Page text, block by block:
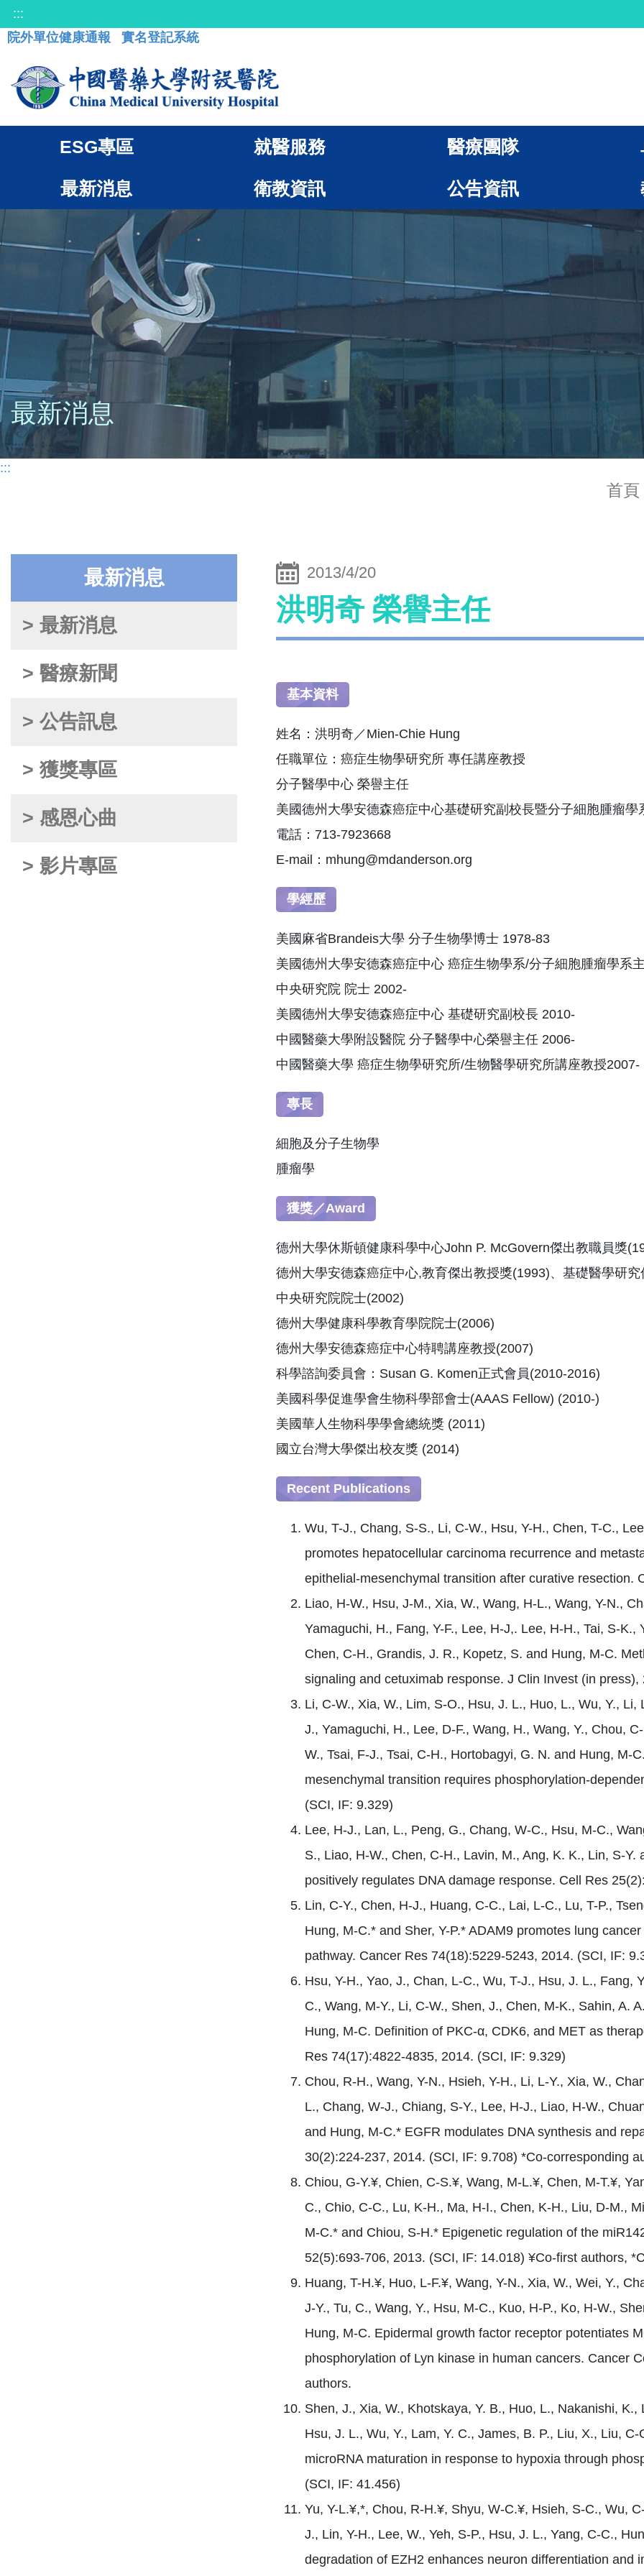
:::
院外單位健康通報
實名登記系統
ESG專區 就醫服務 醫療團隊
最新消息 衛教資訊 公告資訊
最新消息
:::
首頁
最新消息
> 最新消息
> 醫療新聞
> 公告訊息
> 獲獎專區
> 感恩心曲
> 影片專區
2013/4/20
洪明奇 榮譽主任
基本資料
姓名：洪明奇／Mien-Chie Hung
任職單位：癌症生物學研究所 專任講座教授
分子醫學中心 榮譽主任
美國德州大學安德森癌症中心基礎研究副校長暨分子細胞腫瘤學
電話：713-7923668
E-mail：mhung@mdanderson.org
學經歷
美國麻省Brandeis大學 分子生物學博士 1978-83
美國德州大學安德森癌症中心 癌症生物學系/分子細胞腫瘤學系
中央研究院 院士 2002-
美國德州大學安德森癌症中心 基礎研究副校長 2010-
中國醫藥大學附設醫院 分子醫學中心榮譽主任 2006-
中國醫藥大學 癌症生物學研究所/生物醫學研究所講座教授2007-
專長
細胞及分子生物學
腫瘤學
獲獎／Award
德州大學休斯頓健康科學中心John P. McGovern傑出教職員獎
德州大學安德森癌症中心,教育傑出教授獎(1993)、基礎醫學研
中央研究院院士(2002)
德州大學健康科學教育學院院士(2006)
德州大學安德森癌症中心特聘講座教授(2007)
科學諮詢委員會：Susan G. Komen正式會員(2010-2016)
美國科學促進學會生物科學部會士(AAAS Fellow) (2010-)
美國華人生物科學學會總統獎 (2011)
國立台灣大學傑出校友獎 (2014)
Recent Publications
Wu, T-J., Chang, S-S., Li, C-W., Hsu, Y-H., Chen, T-C.,
promotes hepatocellular carcinoma recurrence and
epithelial-mesenchymal transition after curative resection.
Liao, H-W., Hsu, J-M., Xia, W., Wang, H-L., Wang, Y-N.,
Yamaguchi, H., Fang, Y-F., Lee, H-J,. Lee, H-H., Tai, S-
Chen, C-H., Grandis, J. R., Kopetz, S. and Hung, M-C.
signaling and cetuximab response. J Clin Invest (in press),
Li, C-W., Xia, W., Lim, S-O., Hsu, J. L., Huo, L., Wu, Y.,
J., Yamaguchi, H., Lee, D-F., Wang, H., Wang, Y., Chou,
W., Tsai, F-J., Tsai, C-H., Hortobagyi, G. N. and Hung, M-
mesenchymal transition requires phosphorylation-
(SCI, IF: 9.329)
Lee, H-J., Lan, L., Peng, G., Chang, W-C., Hsu, M-C.,
S., Liao, H-W., Chen, C-H., Lavin, M., Ang, K. K., Lin, S-
positively regulates DNA damage response. Cell Res
Lin, C-Y., Chen, H-J., Huang, C-C., Lai, L-C., Lu, T-P.,
Hung, M-C.* and Sher, Y-P.* ADAM9 promotes lung
pathway. Cancer Res 74(18):5229-5243, 2014. (SCI, IF:
Hsu, Y-H., Yao, J., Chan, L-C., Wu, T-J., Hsu, J. L., Fang,
C., Wang, M-Y., Li, C-W., Shen, J., Chen, M-K., Sahin, A.
Hung, M-C. Definition of PKC-α, CDK6, and MET as
Res 74(17):4822-4835, 2014. (SCI, IF: 9.329)
Chou, R-H., Wang, Y-N., Hsieh, Y-H., Li, L-Y., Xia, W.,
L., Chang, W-J., Chiang, S-Y., Lee, H-J., Liao, H-W.,
and Hung, M-C.* EGFR modulates DNA synthesis and
30(2):224-237, 2014. (SCI, IF: 9.708) *Co-corresponding
Chiou, G-Y.¥, Chien, C-S.¥, Wang, M-L.¥, Chen, M-T.¥,
C., Chio, C-C., Lu, K-H., Ma, H-I., Chen, K-H., Liu, D-M.,
M-C.* and Chiou, S-H.* Epigenetic regulation of the
52(5):693-706, 2013. (SCI, IF: 14.018) ¥Co-first authors,
Huang, T-H.¥, Huo, L-F.¥, Wang, Y-N., Xia, W., Wei, Y.,
J-Y., Tu, C., Wang, Y., Hsu, M-C., Kuo, H-P., Ko, H-W.,
Hung, M-C. Epidermal growth factor receptor potentiates
phosphorylation of Lyn kinase in human cancers. Cancer
authors.
Shen, J., Xia, W., Khotskaya, Y. B., Huo, L., Nakanishi,
Hsu, J. L., Wu, Y., Lam, Y. C., James, B. P., Liu, X., Liu,
microRNA maturation in response to hypoxia through
(SCI, IF: 41.456)
Yu, Y-L.¥,*, Chou, R-H.¥, Shyu, W-C.¥, Hsieh, S-C., Wu,
J., Lin, Y-H., Lee, W., Yeh, S-P., Hsu, J. L., Yang, C-C.,
degradation of EZH2 enhances neuron differentiation and